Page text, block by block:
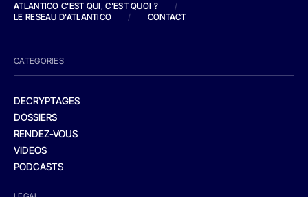
ATLANTICO C'EST QUI, C'EST QUOI ?
/
LE RESEAU D'ATLANTICO
/ CONTACT
CATEGORIES
DECRYPTAGES
DOSSIERS
RENDEZ-VOUS
VIDEOS
PODCASTS